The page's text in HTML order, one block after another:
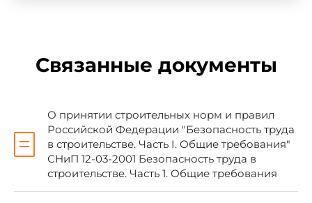
строительству
ОТРАСЛЕВЫЕ ТИПОВЫЕ ИНСТРУКЦИИ ПО
ОХРАНЕ ТРУДА
Дата введения 2003-07-01
Связанные документы
О принятии строительных норм и правил
Российской Федерации "Безопасность труда
в строительстве. Часть I. Общие требования"
СНиП 12-03-2001 Безопасность труда в
строительстве. Часть 1. Общие требования